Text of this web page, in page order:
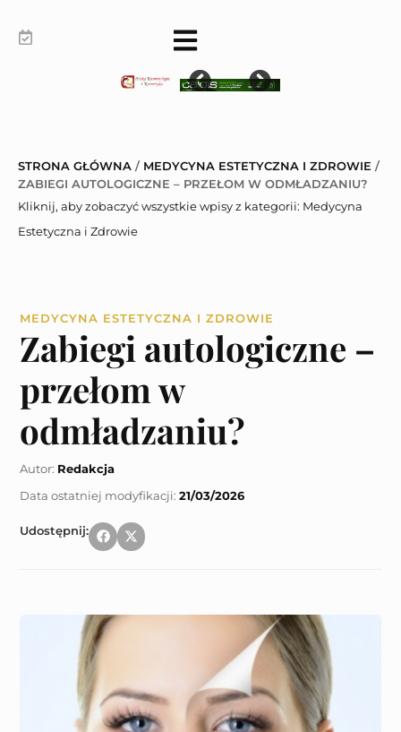
STRONA GŁÓWNA / MEDYCYNA ESTETYCZNA I ZDROWIE /
ZABIEGI AUTOLOGICZNE – PRZEŁOM W ODMŁADZANIU?
Kliknij, aby zobaczyć wszystkie wpisy z kategorii: Medycyna
Estetyczna i Zdrowie
MEDYCYNA ESTETYCZNA I ZDROWIE
Zabiegi autologiczne –
przełom w
odmładzaniu?
Autor: Redakcja
21/03/2026
Udostępnij: